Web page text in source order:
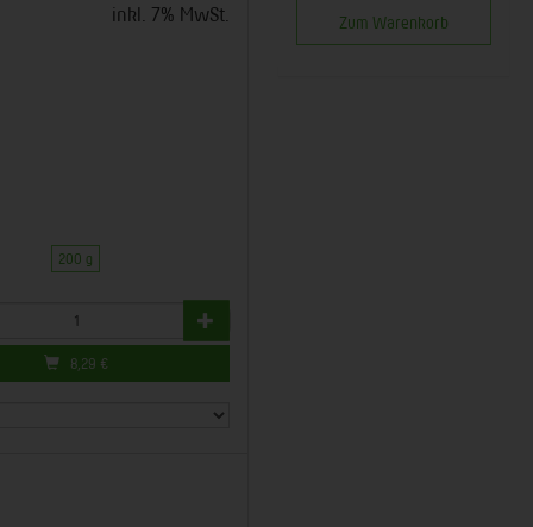
inkl. 7% MwSt.
200 g
8,29 €
Zum Warenkorb